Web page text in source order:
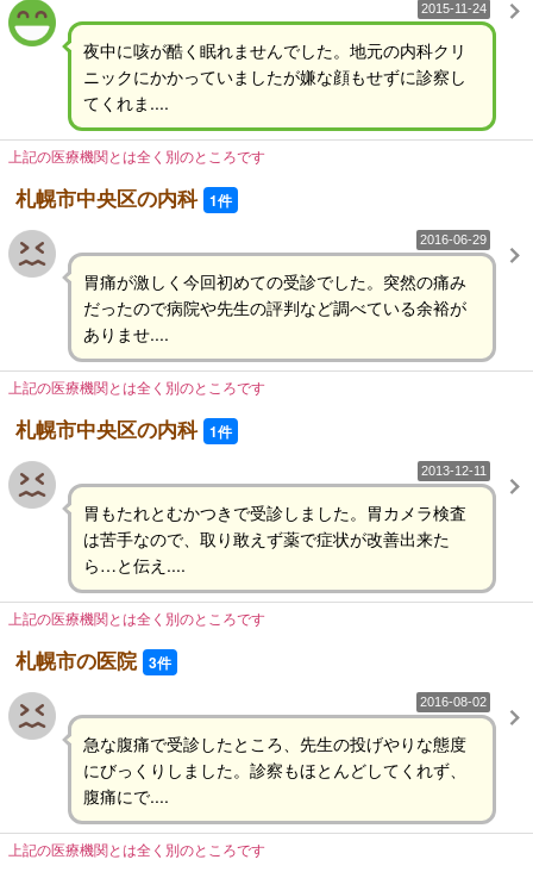
2015-11-24
夜中に咳が酷く眠れませんでした。地元の内科クリ
ニックにかかっていましたが嫌な顔もせずに診察し
てくれま....
上記の医療機関とは全く別のところです
札幌市中央区の内科 1件
2016-06-29
胃痛が激しく今回初めての受診でした。突然の痛み
だったので病院や先生の評判など調べている余裕が
ありませ....
上記の医療機関とは全く別のところです
札幌市中央区の内科 1件
2013-12-11
胃もたれとむかつきで受診しました。胃カメラ検査
は苦手なので、取り敢えず薬で症状が改善出来た
ら…と伝え....
上記の医療機関とは全く別のところです
札幌市の医院 3件
2016-08-02
急な腹痛で受診したところ、先生の投げやりな態度
にびっくりしました。診察もほとんどしてくれず、
腹痛にで....
上記の医療機関とは全く別のところです